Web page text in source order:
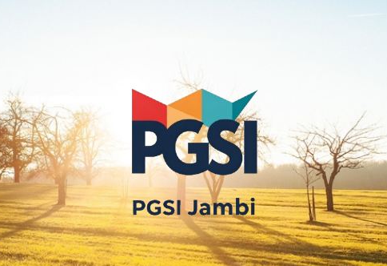
PGSI
JAMBI